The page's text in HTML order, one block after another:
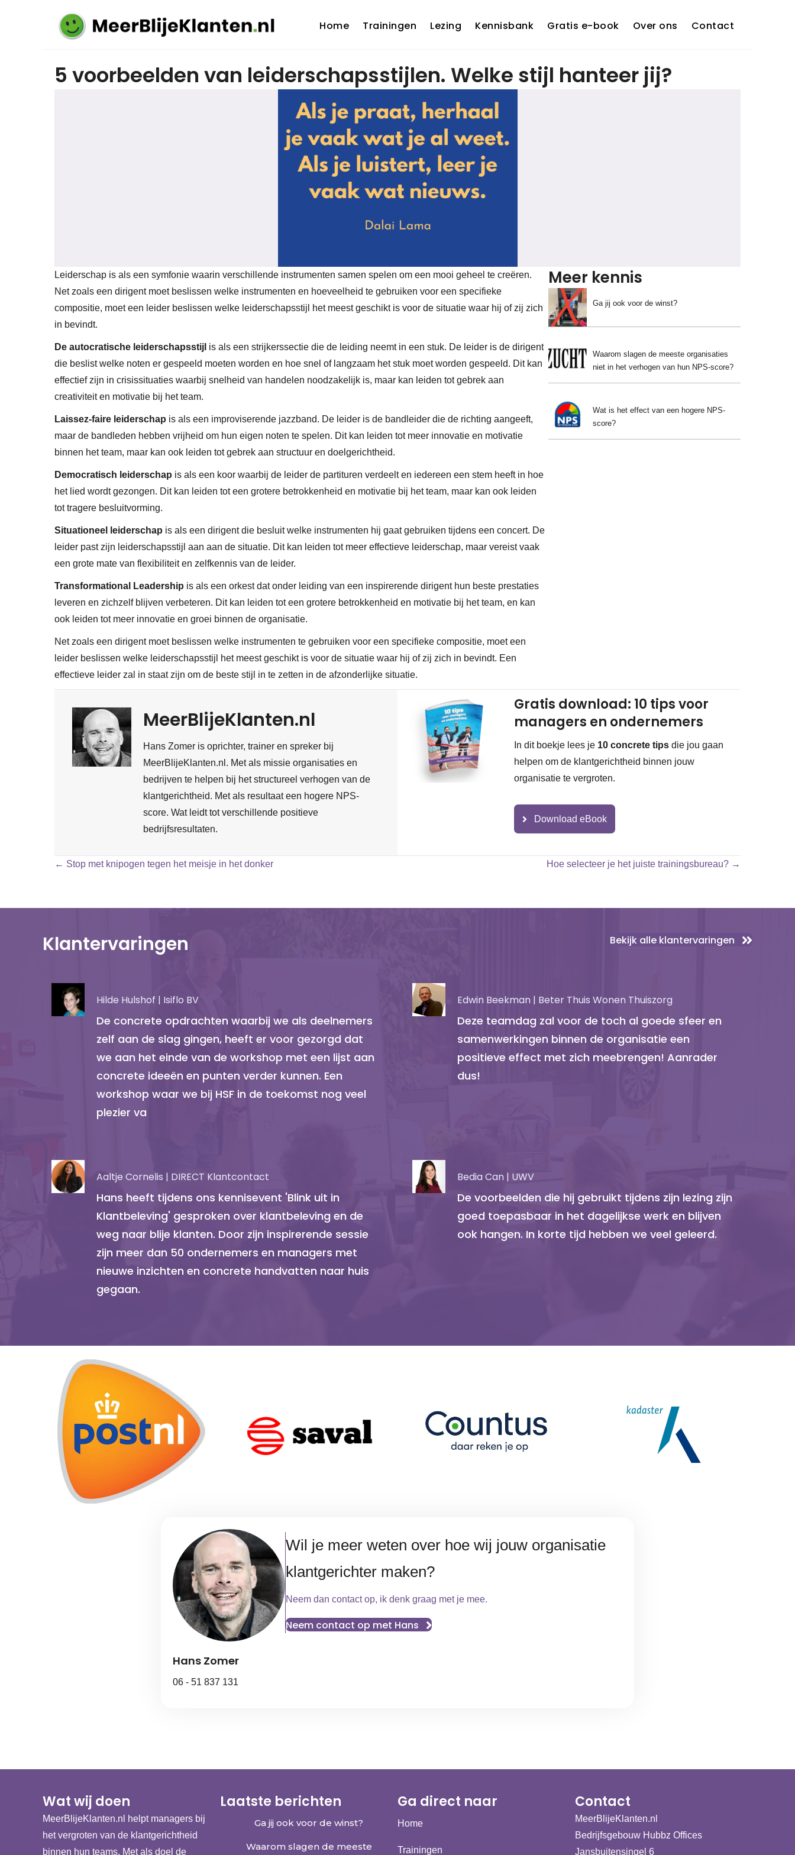
Home Trainingen Lezing Kennisbank Gratis e-book Over ons Contact
5 voorbeelden van leiderschapsstijlen. Welke stijl hanteer jij?
Leiderschap is als een symfonie waarin verschillende instrumenten samen spelen om een mooi geheel te creëren.
Net zoals een dirigent moet beslissen welke instrumenten en hoeveelheid te gebruiken voor een specifieke
compositie, moet een leider beslissen welke leiderschapsstijl het meest geschikt is voor de situatie waar hij of zij zich
in bevindt.
De autocratische leiderschapsstijl is als een strijkerssectie die de leiding neemt in een stuk. De leider is de dirigent
die beslist welke noten er gespeeld moeten worden en hoe snel of langzaam het stuk moet worden gespeeld. Dit kan
effectief zijn in crisissituaties waarbij snelheid van handelen noodzakelijk is, maar kan leiden tot gebrek aan
creativiteit en motivatie bij het team.
Laissez-faire leiderschap is als een improviserende jazzband. De leider is de bandleider die de richting aangeeft,
maar de bandleden hebben vrijheid om hun eigen noten te spelen. Dit kan leiden tot meer innovatie en motivatie
binnen het team, maar kan ook leiden tot gebrek aan structuur en doelgerichtheid.
Democratisch leiderschap is als een koor waarbij de leider de partituren verdeelt en iedereen een stem heeft in hoe
het lied wordt gezongen. Dit kan leiden tot een grotere betrokkenheid en motivatie bij het team, maar kan ook leiden
tot tragere besluitvorming.
Situationeel leiderschap is als een dirigent die besluit welke instrumenten hij gaat gebruiken tijdens een concert. De
leider past zijn leiderschapsstijl aan aan de situatie. Dit kan leiden tot meer effectieve leiderschap, maar vereist vaak
een grote mate van flexibiliteit en zelfkennis van de leider.
Transformational Leadership is als een orkest dat onder leiding van een inspirerende dirigent hun beste prestaties
leveren en zichzelf blijven verbeteren. Dit kan leiden tot een grotere betrokkenheid en motivatie bij het team, en kan
ook leiden tot meer innovatie en groei binnen de organisatie.
Net zoals een dirigent moet beslissen welke instrumenten te gebruiken voor een specifieke compositie, moet een
leider beslissen welke leiderschapsstijl het meest geschikt is voor de situatie waar hij of zij zich in bevindt. Een
effectieve leider zal in staat zijn om de beste stijl in te zetten in de afzonderlijke situatie.
Meer kennis
Ga jij ook voor de winst?
Waarom slagen de meeste organisaties
niet in het verhogen van hun NPS-score?
Wat is het effect van een hogere NPS-
score?
MeerBlijeKlanten.nl
Hans Zomer is oprichter, trainer en spreker bij
MeerBlijeKlanten.nl. Met als missie organisaties en
bedrijven te helpen bij het structureel verhogen van de
klantgerichtheid. Met als resultaat een hogere NPS-
score. Wat leidt tot verschillende positieve
bedrijfsresultaten.
Gratis download: 10 tips voor
managers en ondernemers
In dit boekje lees je 10 concrete tips die jou gaan
helpen om de klantgerichtheid binnen jouw
organisatie te vergroten.
Download eBook
Posts
← Stop met knipogen tegen het meisje in het donker Hoe selecteer je het juiste trainingsbureau? →
Klantervaringen Bekijk alle klantervaringen
Hilde Hulshof | Isiflo BV
De concrete opdrachten waarbij we als deelnemers
zelf aan de slag gingen, heeft er voor gezorgd dat
we aan het einde van de workshop met een lijst aan
concrete ideeën en punten verder kunnen. Een
workshop waar we bij HSF in de toekomst nog veel
plezier va
Edwin Beekman | Beter Thuis Wonen Thuiszorg
Deze teamdag zal voor de toch al goede sfeer en
samenwerkingen binnen de organisatie een
positieve effect met zich meebrengen! Aanrader
dus!
Aaltje Cornelis | DIRECT Klantcontact
Hans heeft tijdens ons kennisevent 'Blink uit in
Klantbeleving' gesproken over klantbeleving en de
weg naar blije klanten. Door zijn inspirerende sessie
zijn meer dan 50 ondernemers en managers met
nieuwe inzichten en concrete handvatten naar huis
gegaan.
Bedia Can | UWV
De voorbeelden die hij gebruikt tijdens zijn lezing zijn
goed toepasbaar in het dagelijkse werk en blijven
ook hangen. In korte tijd hebben we veel geleerd.
Hans Zomer
06 - 51 837 131
Wil je meer weten over hoe wij jouw organisatie
klantgerichter maken?
Neem dan contact op, ik denk graag met je mee.
Neem contact op met Hans
Wat wij doen
MeerBlijeKlanten.nl helpt managers bij
het vergroten van de klantgerichtheid
binnen hun teams. Met als doel de
Laatste berichten
Ga jij ook voor de winst?
Waarom slagen de meeste
Ga direct naar
Home
Trainingen
Contact
MeerBlijeKlanten.nl
Bedrijfsgebouw Hubbz Offices
Jansbuitensingel 6